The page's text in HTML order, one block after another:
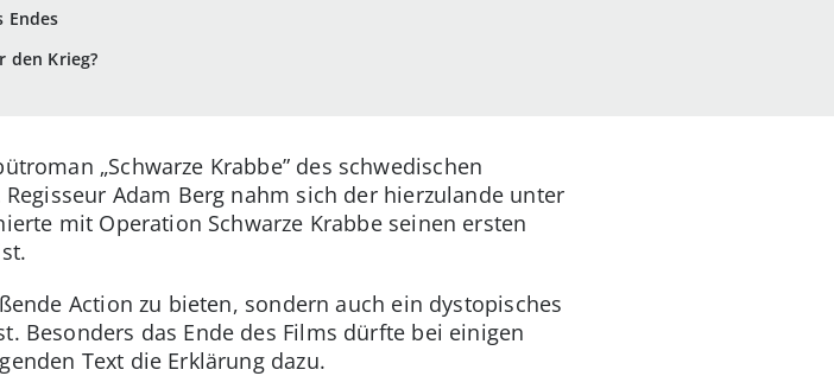
Endes
den Krieg?
„Schwarze Krabbe” des schwedischen
Adam Berg nahm sich der hierzulande unter
mit Operation Schwarze Krabbe seinen ersten
Action zu bieten, sondern auch ein dystopisches
Besonders das Ende des Films dürfte bei einigen
Text die Erklärung dazu.